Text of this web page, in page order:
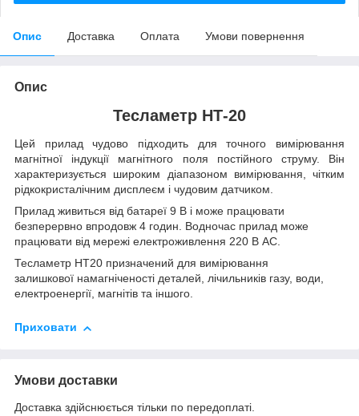
Опис Доставка Оплата Умови повернення
Опис
Тесламетр НТ-20
Цей прилад чудово підходить для точного вимірювання
магнітної індукції магнітного поля постійного струму. Він
характеризується широким діапазоном вимірювання, чітким
рідкокристалічним дисплеєм і чудовим датчиком.
Прилад живиться від батареї 9 В і може працювати
безперервно впродовж 4 годин. Водночас прилад може
працювати від мережі електроживлення 220 В AC.
Тесламетр НТ20 призначений для вимірювання
залишкової намагніченості деталей, лічильників газу, води,
електроенергії, магнітів та іншого.
Приховати
Умови доставки
Доставка здійснюється тільки по передоплаті.